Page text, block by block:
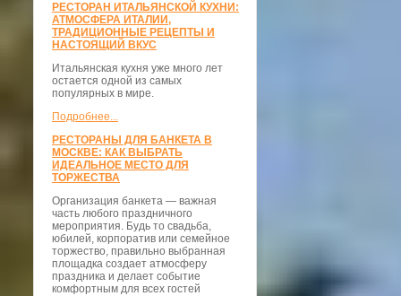
РЕСТОРАН ИТАЛЬЯНСКОЙ КУХНИ:
АТМОСФЕРА ИТАЛИИ,
ТРАДИЦИОННЫЕ РЕЦЕПТЫ И
НАСТОЯЩИЙ ВКУС
Итальянская кухня уже много лет
остается одной из самых
популярных в мире.
Подробнее...
РЕСТОРАНЫ ДЛЯ БАНКЕТА В
МОСКВЕ: КАК ВЫБРАТЬ
ИДЕАЛЬНОЕ МЕСТО ДЛЯ
ТОРЖЕСТВА
Организация банкета — важная
часть любого праздничного
мероприятия. Будь то свадьба,
юбилей, корпоратив или семейное
торжество, правильно выбранная
площадка создает атмосферу
праздника и делает событие
комфортным для всех гостей